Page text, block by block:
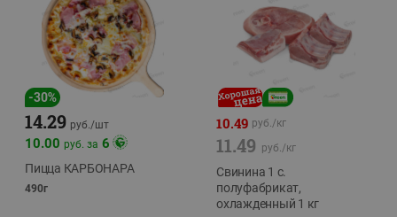
-30%
14.29 руб./шт
10.00 руб. за 6
Пицца КАРБОНАРА
490г
10.49 руб./кг
11.49 руб./кг
Свинина 1 с.
полуфабрикат,
охлажденный 1 кг